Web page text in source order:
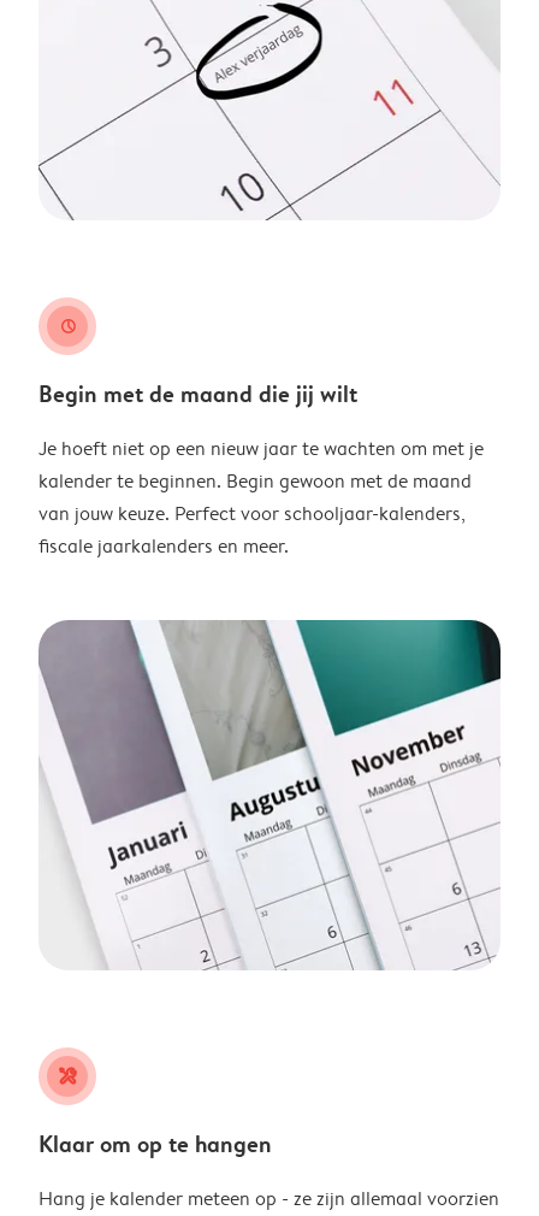
clock
Begin met de maand die jij wilt
Je hoeft niet op een nieuw jaar te wachten om met je
kalender te beginnen. Begin gewoon met de maand
van jouw keuze. Perfect voor schooljaar-kalenders,
fiscale jaarkalenders en meer.
tools
Klaar om op te hangen
Hang je kalender meteen op - ze zijn allemaal voorzien